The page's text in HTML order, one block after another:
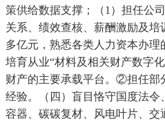
策供给数据支撑；（1）担任公
关系、绩效查核、薪酬激励及培
多亿元，熟悉各类人力资本办
培育从业“材料及相关财产数字
财产的主要承载平台。②担任部
经验。（四）盲目恪守国度法令
容器、碳碳复材、风电叶片、